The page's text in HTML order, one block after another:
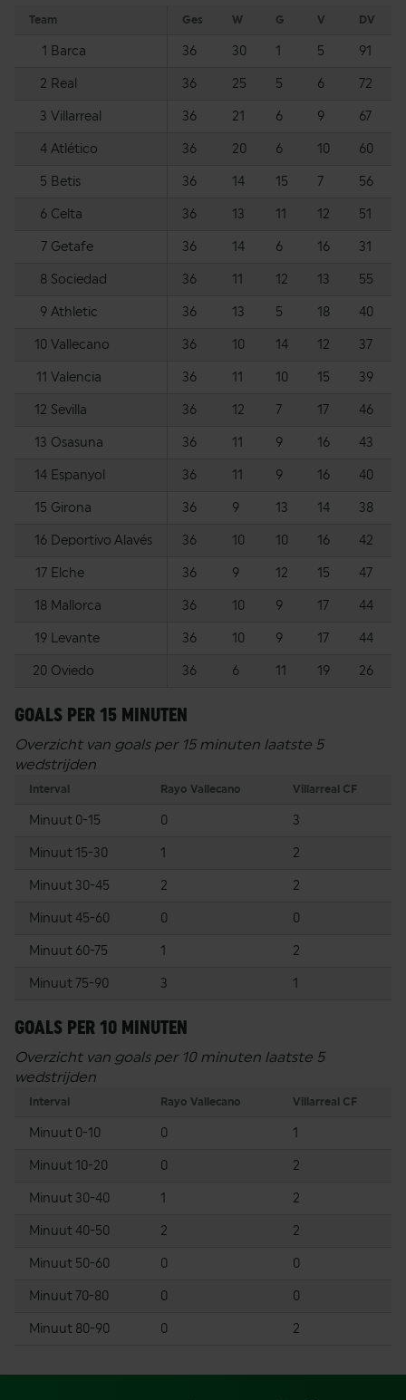
Team Ges W G V DV
1 Barca 36 30 1 5 91
2 Real 36 25 5 6 72
3 Villarreal 36 21 6 9 67
4 Atlético 36 20 6 10 60
5 Betis 36 14 15 7 56
6 Celta 36 13 11 12 51
7 Getafe 36 14 6 16 31
8 Sociedad 36 11 12 13 55
9 Athletic 36 13 5 18 40
10 Vallecano 36 10 14 12 37
11 Valencia 36 11 10 15 39
12 Sevilla 36 12 7 17 46
13 Osasuna 36 11 9 16 43
14 Espanyol 36 11 9 16 40
15 Girona 36 9 13 14 38
16 Deportivo Alavés 36 10 10 16 42
17 Elche 36 9 12 15 47
18 Mallorca 36 10 9 17 44
19 Levante 36 10 9 17 44
20 Oviedo 36 6 11 19 26
GOALS PER 15 MINUTEN
Overzicht van goals per 15 minuten laatste 5
wedstrijden
Interval Rayo Vallecano Villarreal CF
Minuut 0-15 0 3
Minuut 15-30 1 2
Minuut 30-45 2 2
Minuut 45-60 0 0
Minuut 60-75 1 2
Minuut 75-90 3 1
GOALS PER 10 MINUTEN
Overzicht van goals per 10 minuten laatste 5
wedstrijden
Interval Rayo Vallecano Villarreal CF
Minuut 0-10 0 1
Minuut 10-20 0 2
Minuut 30-40 1 2
Minuut 40-50 2 2
Minuut 50-60 0 0
Minuut 70-80 0 0
Minuut 80-90 0 2